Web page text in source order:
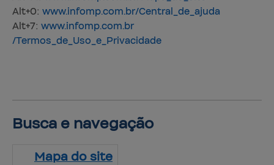
Alt+0: www.infomp.com.br/Central_de_ajuda
Alt+7: www.infomp.com.br
/Termos_de_Uso_e_Privacidade
Busca e navegação
Mapa do site